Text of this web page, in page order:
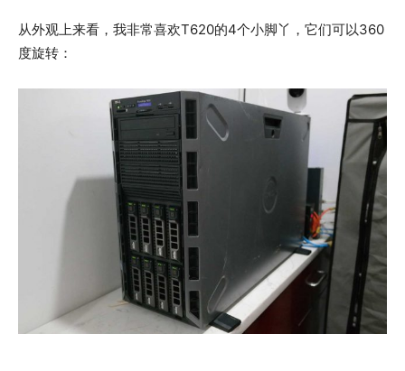
从外观上来看，我非常喜欢T620的4个小脚丫，它们可以360
度旋转：